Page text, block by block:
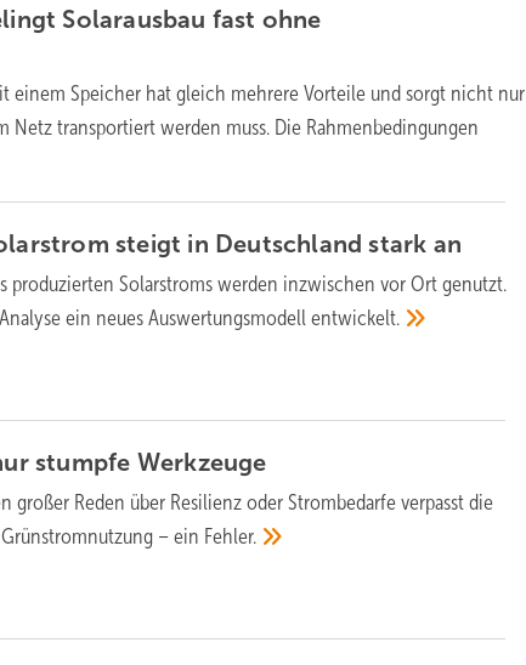
Solarausbau fast ohne
einem Speicher hat gleich mehrere Vorteile und sorgt nicht nur
Netz transportiert werden muss. Die Rahmenbedingungen
steigt in Deutschland stark an
produzierten Solarstroms werden inzwischen vor Ort genutzt.
ein neues Auswertungsmodellentwickelt.
stumpfe Werkzeuge
großer Reden über Resilienz oder Strombedarfe verpasst die
– ein Fehler.